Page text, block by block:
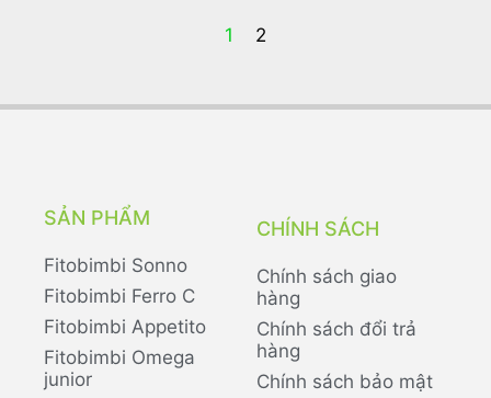
1 2
SẢN PHẨM
Fitobimbi Sonno
Fitobimbi Ferro C
Fitobimbi Appetito
Fitobimbi Omega
junior
CHÍNH SÁCH
Chính sách giao
hàng
Chính sách đổi trả
hàng
Chính sách bảo mật